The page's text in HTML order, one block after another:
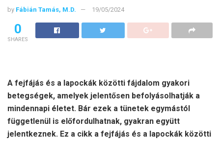
by Fábián Tamás, M.D. 19/05/2024
0
SHARES
A fejfájás és a lapockák közötti fájdalom gyakori
betegségek, amelyek jelentősen befolyásolhatják a
mindennapi életet. Bár ezek a tünetek egymástól
függetlenül is előfordulhatnak, gyakran együtt
jelentkeznek. Ez a cikk a fejfájás és a lapockák közötti